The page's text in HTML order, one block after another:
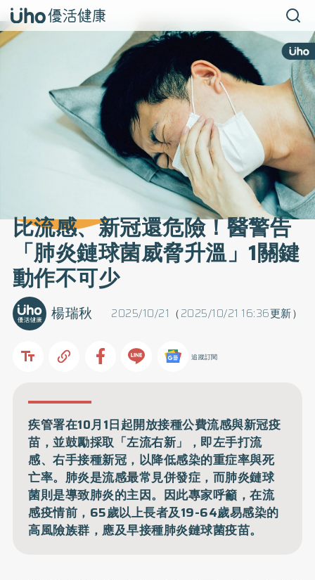
比流感、新冠還危險！醫警告
「肺炎鏈球菌威脅升溫」1關鍵
動作不可少
2025/10/21（2025/10/21 16:36更新）
楊瑞秋
追蹤訂閱
疾管署在10月1日起開放接種公費流感與新冠疫
苗，並鼓勵採取「左流右新」，即左手打流
感、右手接種新冠，以降低感染的重症率與死
亡率。肺炎是流感最常見併發症，而肺炎鏈球
菌則是導致肺炎的主因。因此專家呼籲，在流
感疫情前，65歲以上長者及19-64歲易感染的
高風險族群，應及早接種肺炎鏈球菌疫苗。